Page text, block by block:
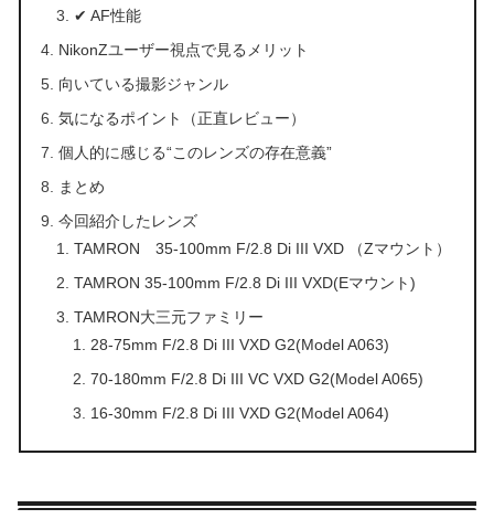
✔ AF性能
NikonZユーザー視点で見るメリット
向いている撮影ジャンル
気になるポイント（正直レビュー）
個人的に感じる“このレンズの存在意義”
まとめ
今回紹介したレンズ
TAMRON 35-100mm F/2.8 Di III VXD （Zマウント）
TAMRON 35-100mm F/2.8 Di III VXD(Eマウント)
TAMRON大三元ファミリー
28-75mm F/2.8 Di III VXD G2(Model A063)
70-180mm F/2.8 Di III VC VXD G2(Model A065)
16-30mm F/2.8 Di III VXD G2(Model A064)